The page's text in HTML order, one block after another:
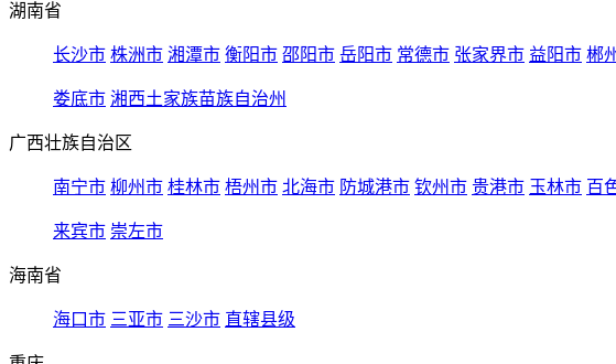
湖南省
长沙市 株洲市 湘潭市 衡阳市 邵阳市 岳阳市 常德市 张家界市 益阳市 郴
娄底市 湘西土家族苗族自治州
广西壮族自治区
南宁市 柳州市 桂林市 梧州市 北海市 防城港市 钦州市 贵港市 玉林市 百
来宾市 崇左市
海南省
海口市 三亚市 三沙市 直辖县级